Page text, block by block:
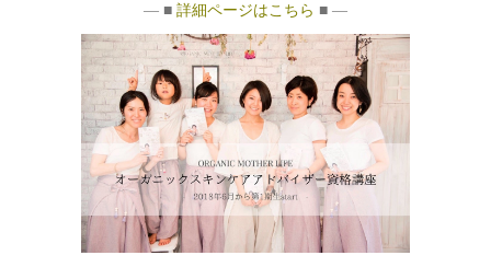
— ■ 詳細ページはこちら ■ —